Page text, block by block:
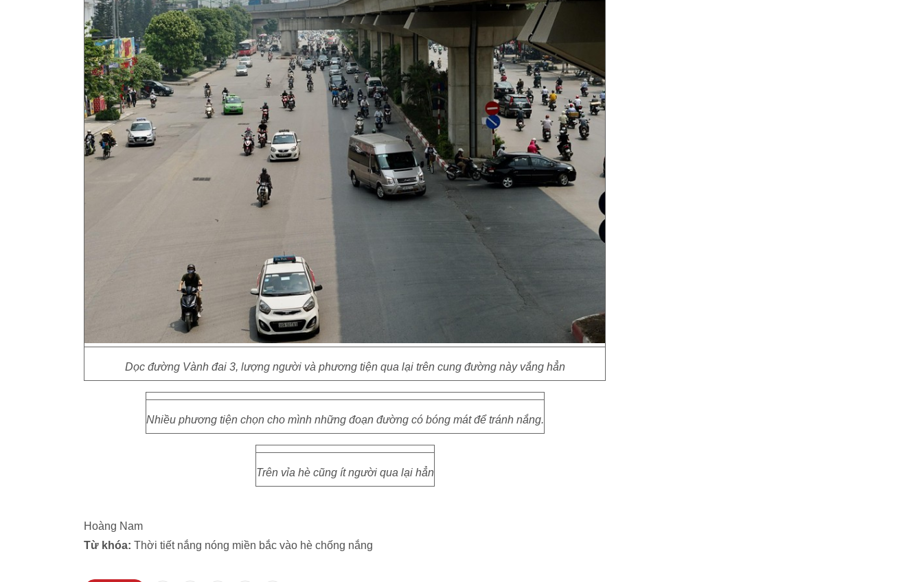
Dọc đường Vành đai 3, lượng người và phương tiện qua lại trên cung đường này vắng hẳn
Nhiều phương tiện chọn cho mình những đoạn đường có bóng mát để tránh nắng.
Trên vỉa hè cũng ít người qua lại hẳn
Hoàng Nam
Từ khóa: Thời tiết nắng nóng miền bắc vào hè chống nắng